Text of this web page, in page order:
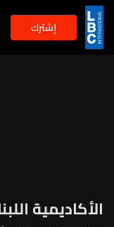
إشترك
الأكاديمية